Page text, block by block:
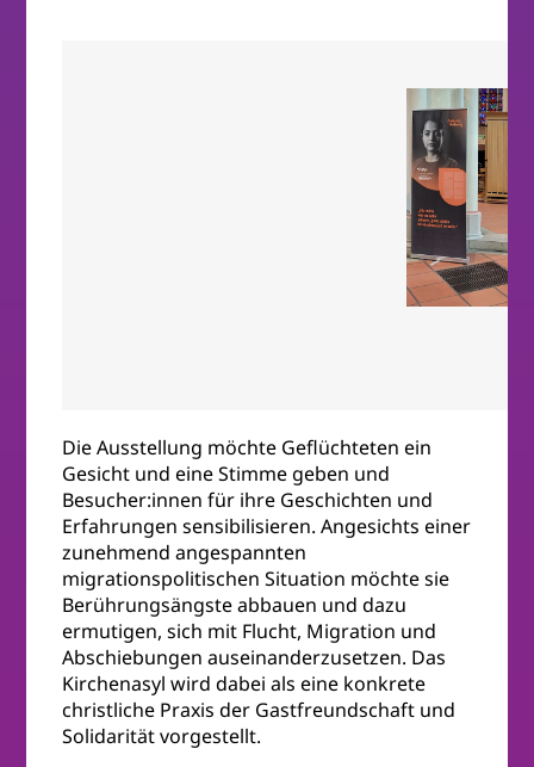
Die Ausstellung möchte Geflüchteten ein
Gesicht und eine Stimme geben und
Besucher:innen für ihre Geschichten und
Erfahrungen sensibilisieren. Angesichts einer
zunehmend angespannten
migrationspolitischen Situation möchte sie
Berührungsängste abbauen und dazu
ermutigen, sich mit Flucht, Migration und
Abschiebungen auseinanderzusetzen. Das
Kirchenasyl wird dabei als eine konkrete
christliche Praxis der Gastfreundschaft und
Solidarität vorgestellt.